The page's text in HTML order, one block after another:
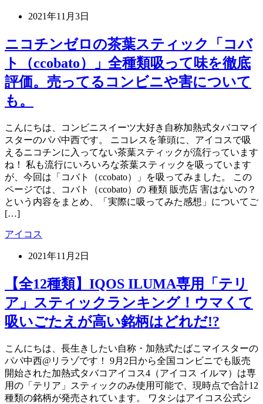
2021年11月3日
ニコチンゼロの茶葉スティック「コバ
ト（ccobato）」全種類吸って味を徹底
評価。売ってるコンビニや害について
も。
こんにちは、コンビニスイーツ大好き自称加熱式タバコマイ
スターのパパ中西です。 ニコレスを筆頭に、アイコスで吸
えるニコチンに入ってない茶葉スティックが流行っています
ね！ 私も流行にいろいろな茶葉スティックを吸っています
が、今回は「コバト（ccobato）」を吸ってみました。 この
ページでは、コバト（ccobato）の 種類 販売店 害はないの？
という内容をまとめ、「実際に吸ってみた感想」についてご
[…]
アイコス
2021年11月2日
【全12種類】IQOS ILUMA専用「テリ
ア」スティックランキング！ウマくて
吸いごたえが高い銘柄はどれだ!?
こんにちは、長生きしたい自称・加熱式たばこマイスターの
パパ中西@リラゾです！ 9月2日から全国コンビニでも販売
開始された加熱式タバコアイコス4（アイコス イルマ）は専
用の「テリア」スティックのみ使用可能で、現時点で合計12
種類の銘柄が発売されています。 ワタシはアイコス公式シ